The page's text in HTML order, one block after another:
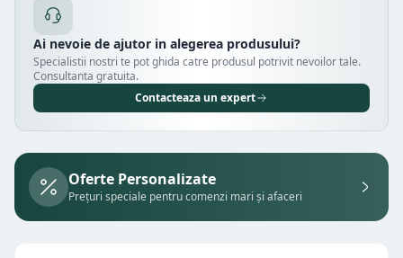
Ai nevoie de ajutor in alegerea produsului?
Specialistii nostri te pot ghida catre produsul potrivit nevoilor tale.
Consultanta gratuita.
Contacteaza un expert
Oferte Personalizate
Prețuri speciale pentru comenzi mari și afaceri